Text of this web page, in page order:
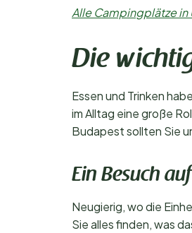
Alle Campingplätze
Die
Essen und Trinken
im Alltag eine große
Budapest sollten Sie
Ein Besuch
Neugierig, wo die
Sie alles finden, was